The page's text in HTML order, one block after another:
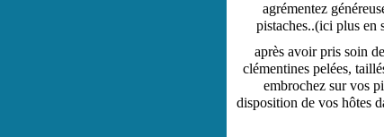
agrémentez
pistaches..(ici plus en
après avoir pris soin
clémentines pelées,
embrochez sur vos
disposition de vos hôtes